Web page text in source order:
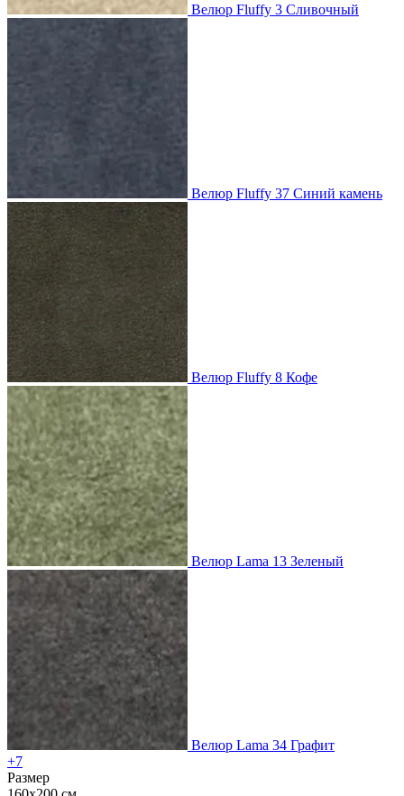
Велюр Fluffy 3 Сливочный
Велюр Fluffy 37 Синий камень
Велюр Fluffy 8 Кофе
Велюр Lama 13 Зеленый
Велюр Lama 34 Графит
+7
Размер